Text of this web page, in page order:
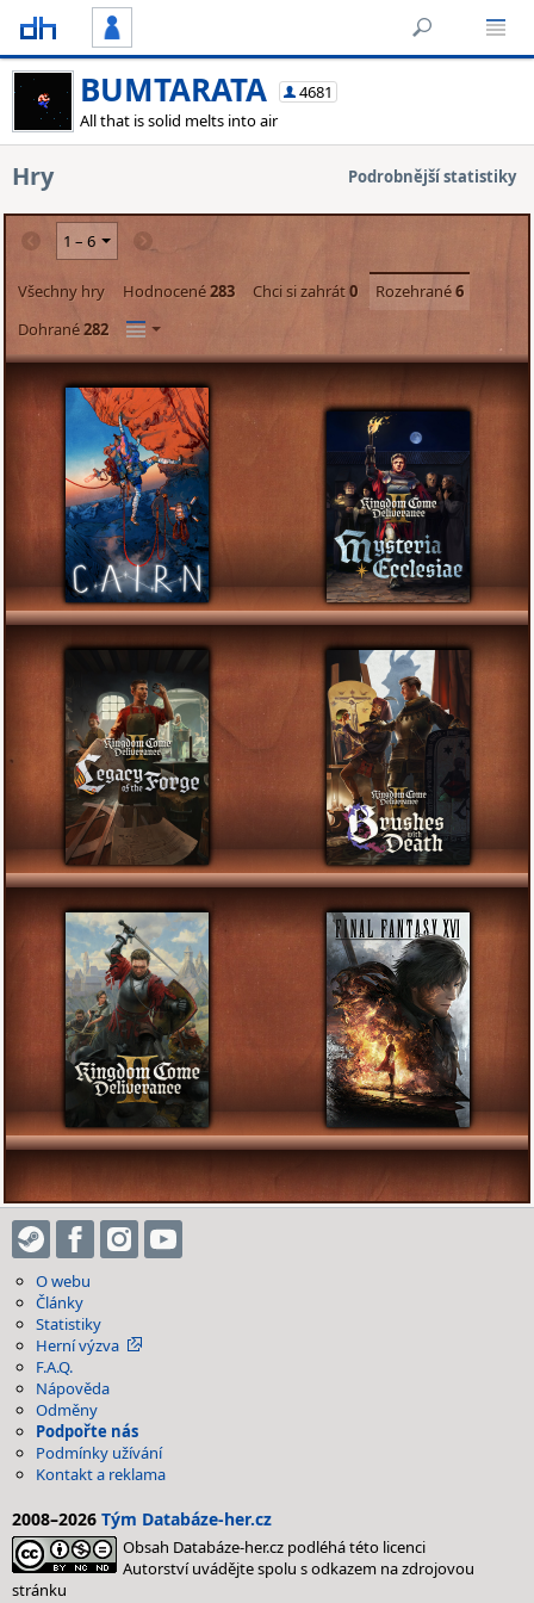
BUMTARATA
4681
All that is solid melts into air
Hry Podrobnější statistiky
Všechny hry Hodnocené283 Chci si zahrát0 Rozehrané6
Dohrané282
O webu
Články
Statistiky
Herní výzva
F.A.Q.
Nápověda
Odměny
Podpořte nás
Podmínky užívání
Kontakt a reklama
2008–2026 Tým Databáze-her.cz
Obsah Databáze-her.cz podléhá této licenci
Autorství uvádějte spolu s odkazem na zdrojovou
stránku